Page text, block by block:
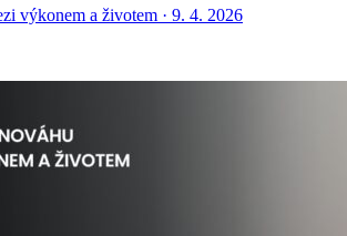
výkonem a životem · 9. 4. 2026